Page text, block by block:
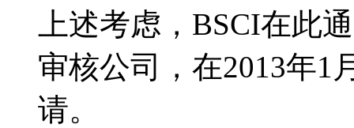
上述考虑，BSCI在此
审核公司，在2013年1
请。